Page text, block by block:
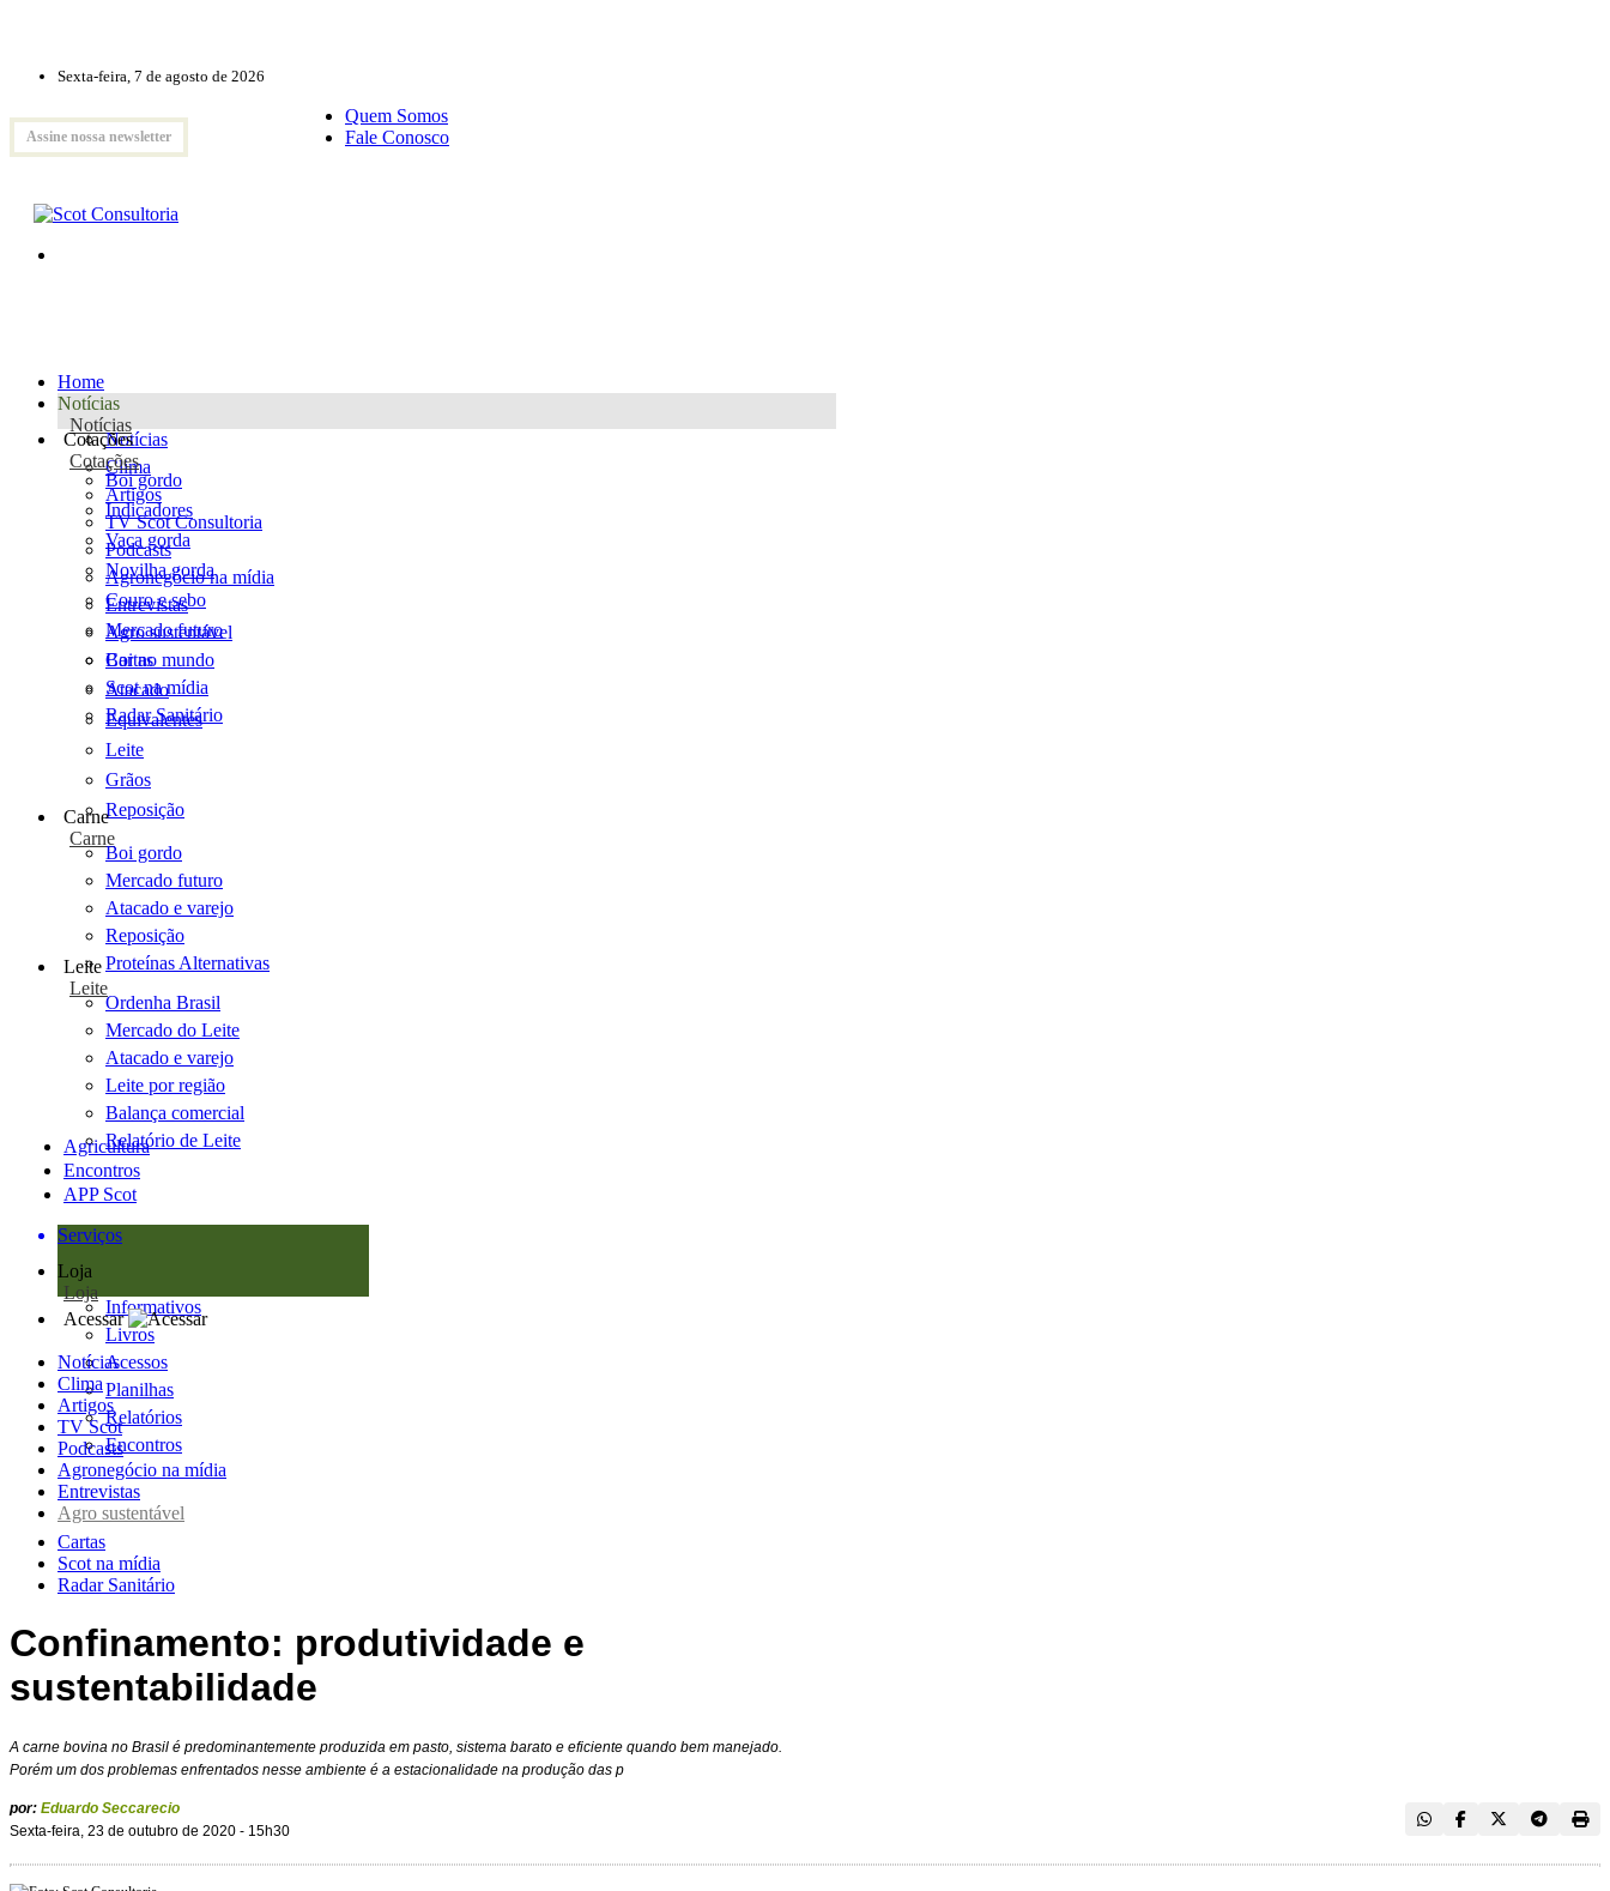
Sexta-feira, 7 de agosto de 2026
Assine nossa newsletter
Quem Somos
Fale Conosco
Home
Notícias
Notícias
Notícias
Clima
Artigos
TV Scot Consultoria
Podcasts
Agronegócio na mídia
Entrevistas
Agro sustentável
Cartas
Scot na mídia
Radar Sanitário
Cotações
Cotações
Boi gordo
Indicadores
Vaca gorda
Novilha gorda
Couro e sebo
Mercado futuro
Boi no mundo
Atacado
Equivalentes
Leite
Grãos
Reposição
Carne
Carne
Boi gordo
Mercado futuro
Atacado e varejo
Reposição
Proteínas Alternativas
Leite
Leite
Ordenha Brasil
Mercado do Leite
Atacado e varejo
Leite por região
Balança comercial
Relatório de Leite
Agricultura
Encontros
APP Scot
Serviços
Loja
Loja
Informativos
Livros
Acessos
Planilhas
Relatórios
Encontros
Acessar
Notícias
Clima
Artigos
TV Scot
Podcasts
Agronegócio na mídia
Entrevistas
Agro sustentável
Cartas
Scot na mídia
Radar Sanitário
Confinamento: produtividade e
sustentabilidade
A carne bovina no Brasil é predominantemente produzida em pasto, sistema barato e eficiente quando bem manejado.
Porém um dos problemas enfrentados nesse ambiente é a estacionalidade na produção das p
por: Eduardo Seccarecio
Sexta-feira, 23 de outubro de 2020 - 15h30